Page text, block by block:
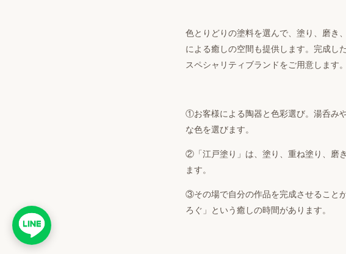
色とりどりの塗料を選んで、塗り、磨き
による癒しの空間も提供します。完成し
スペシャリティブランドをご用意します。
①お客様による陶器と色彩選び。湯呑み
な色を選びます。
②「江戸塗り」は、塗り、重ね塗り、磨
ます。
③その場で自分の作品を完成させること
ろぐ」という癒しの時間があります。